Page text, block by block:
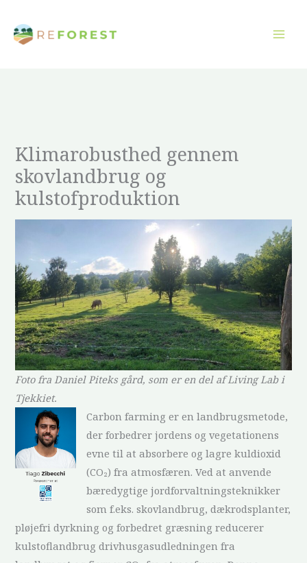
indholdet
Klimarobusthed gennem
skovlandbrug og
kulstofproduktion
Foto fra Daniel Piteks gård, som er en del af Living Lab i
Tjekkiet.
Carbon farming er en landbrugsmetode,
der forbedrer jordens og vegetationens
evne til at absorbere og lagre kuldioxid
(CO₂) fra atmosfæren. Ved at anvende
bæredygtige jordforvaltningsteknikker
som f.eks. skovlandbrug, dækrodsplanter,
pløjefri dyrkning og forbedret græsning reducerer
kulstoflandbrug drivhusgasudledningen fra